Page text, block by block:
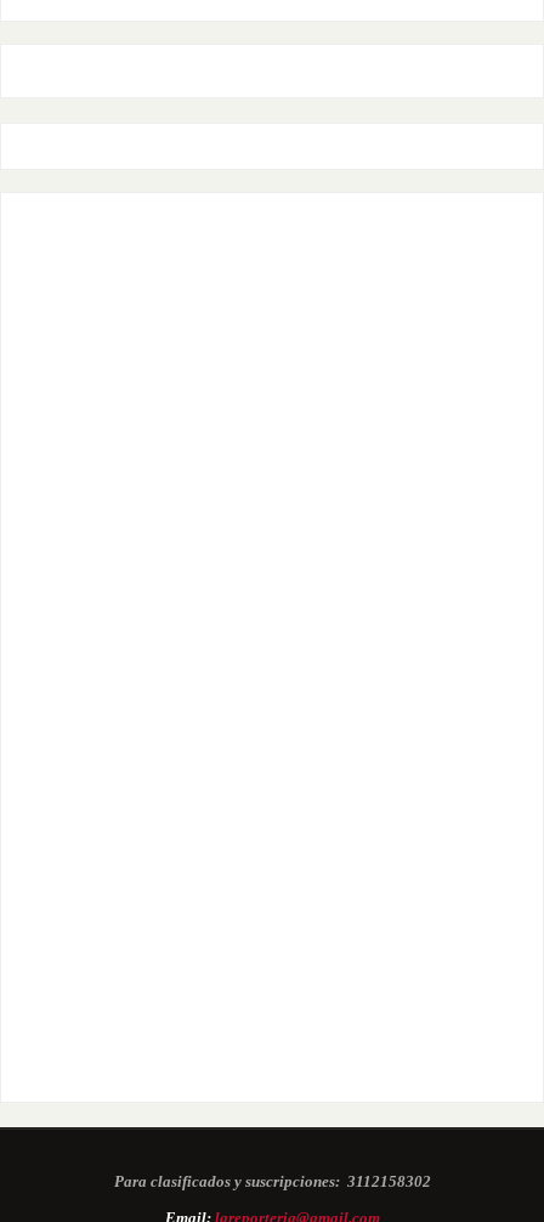
Para clasificados y suscripciones: 3112158302
Email: lareporteria@gmail.com